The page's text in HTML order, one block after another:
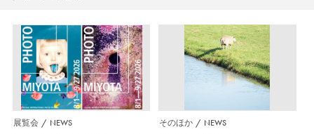
展覧会 NEWS そのほか NEWS